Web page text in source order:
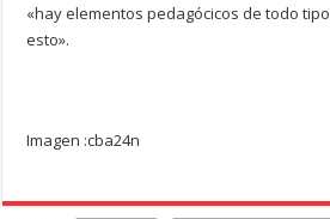
«hay elementos pedagócicos de todo
esto».
Imagen :cba24n